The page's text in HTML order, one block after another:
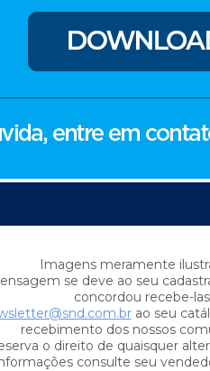
Imagens meramente
se deve ao seu
concordou recebe-
ao seu
recebimento dos nossos
o direito de quaisquer
consulte seu